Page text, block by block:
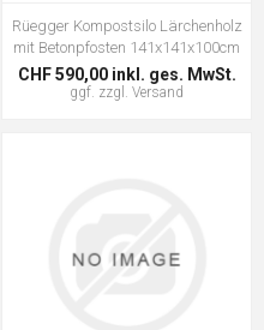
Rüegger Kompostsilo Lärchenholz
mit Betonpfosten 141x141x100cm
CHF 590,00 inkl. ges. MwSt.
ggf. zzgl. Versand